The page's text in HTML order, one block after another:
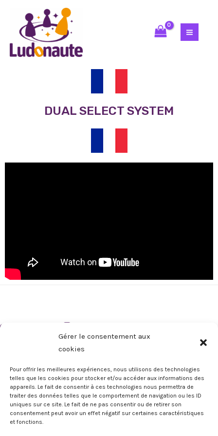
Gérer le consentement aux
cookies
Pour offrir les meilleures expériences, nous utilisons des technologies
telles que les cookies pour stocker et/ou accéder aux informations des
appareils. Le fait de consentir à ces technologies nous permettra de
traiter des données telles que le comportement de navigation ou les ID
uniques sur ce site. Le fait de ne pas consentir ou de retirer son
consentement peut avoir un effet négatif sur certaines caractéristiques
et fonctions.
DUAL SELECT SYSTEM
Copyright © 2026 Ludonaute | Les Explorateurs Ludiques